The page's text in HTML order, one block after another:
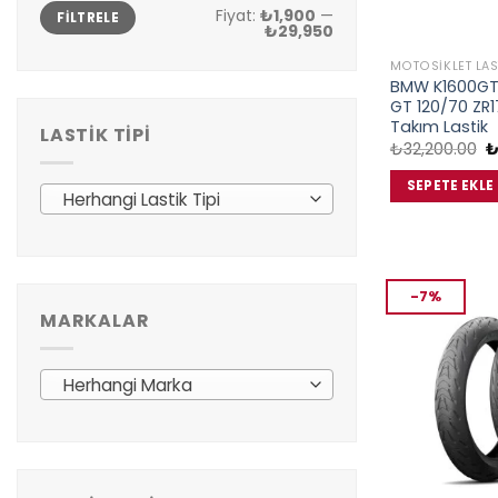
En
düşük
fiyat
En
yüksek
fiyat
FILTRELE Fiyat: ₺1,900 —
₺29,950
LASTIK TIPI
Herhangi Lastik Tipi
MARKALAR
Herhangi Marka
MOTOSIKLET
BMW
GT 120/70
Takım Lastik
₺32,200.00 ₺
SEPETE EKLE
-7%